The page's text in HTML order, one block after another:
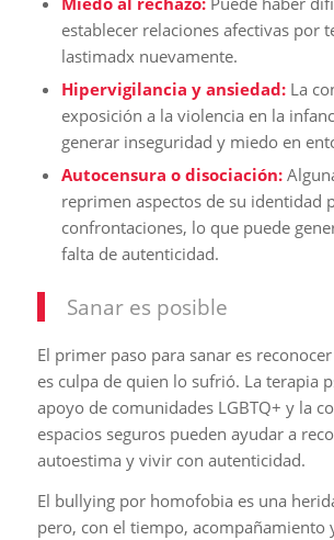
establecer relaciones afectivas por
lastimadx nuevamente.
Hipervigilancia y ansiedad:La
exposición a la violencia en la
generar inseguridad y miedo en
Autocensura o disociación:
reprimen aspectos de su identidad
confrontaciones, lo que puede
falta de autenticidad.
Sanar es posible
El primer paso para sanar es
es culpa de quien lo sufrió. La terapia
apoyo de comunidades LGBTQ+ y la
espacios seguros pueden ayudar a
autoestima y vivir con autenticidad.
El bullying por homofobia es una
pero, con el tiempo, acompañamiento